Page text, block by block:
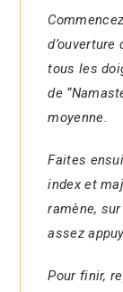
tous les
de
moyenne.
Faites
index et
ramène,
assez
Pour finir,